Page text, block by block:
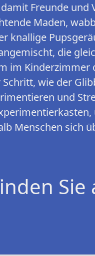
Freunde und
Maden,
knallige
die
im Kinderzimmer
wie der
und
Menschen sich